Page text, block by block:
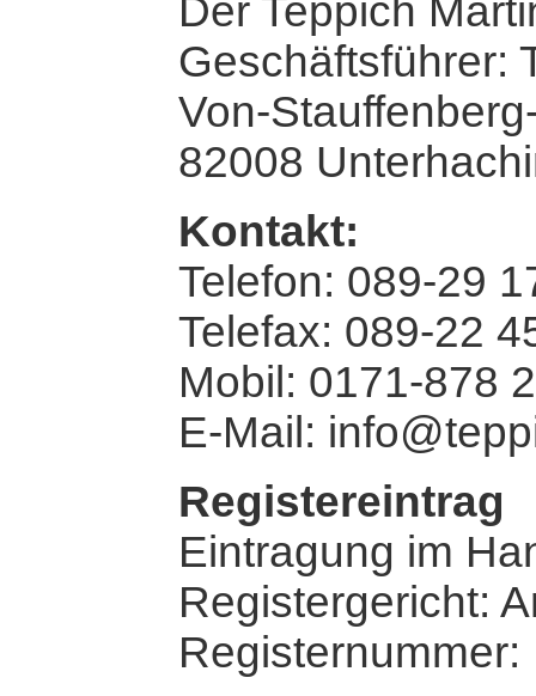
Der Teppich
Geschäftsführer:
Von-
82008
Kontakt:
Telefon: 089-29
Telefax: 089-22
Mobil: 0171-878
E-Mail:
Registereintrag
Eintragung im
Registergericht:
Registernummer: